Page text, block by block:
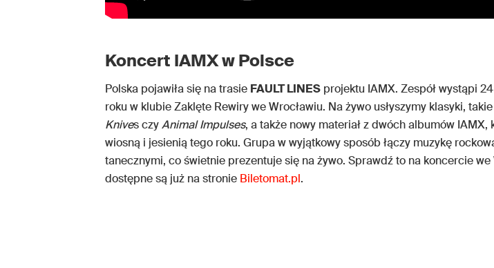
Koncert IAMX w Polsce
Polska pojawiła się na trasie FAULT LINES projektu IAMX. Zespół wystąpi
roku w klubie Zaklęte Rewiry we Wrocławiu. Na żywo usłyszymy klasyki,
Knives czyAnimal Impulses, a także nowy materiał z dwóch albumów IAMX,
wiosną i jesienią tego roku. Grupa w wyjątkowy sposób łączy muzykę
tanecznymi, co świetnie prezentuje się na żywo. Sprawdź to na koncercie we
dostępne są już na stronie Biletomat.pl.